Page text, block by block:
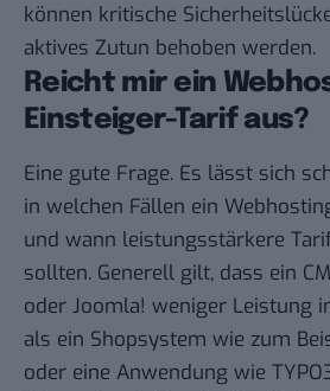
können kritische
aktives Zutun behoben werden.
Reicht mir ein
Einsteiger-Tarif aus?
Eine gute Frage. Es lässt sich
in welchen Fällen ein
und wann leistungsstärkere
sollten. Generell gilt, dass ein
oder Joomla! weniger Leistung
als ein Shopsystem wie zum
oder eine Anwendung wie